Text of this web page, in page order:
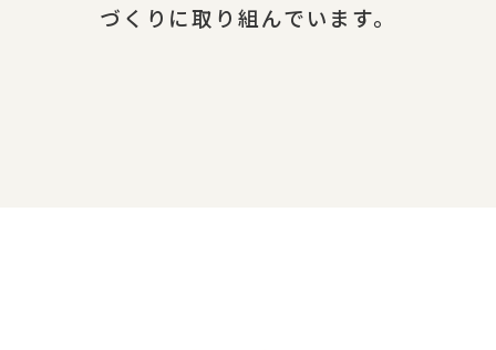
づくりに取り組んでいます。